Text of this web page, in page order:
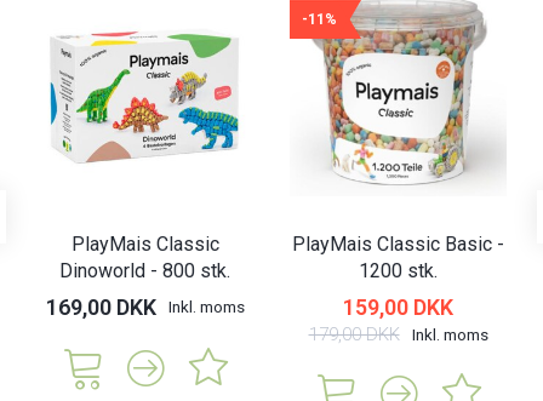
PlayMais Classic
Dinoworld - 800 stk.
169,00 DKK Inkl. moms
-11%
PlayMais Classic Basic -
1200 stk.
159,00 DKK
179,00 DKK Inkl. moms